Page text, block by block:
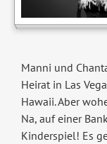
Manni und
Heirat in Las
Hawaii. Aber
Na, auf einer
Kinderspiel! Es